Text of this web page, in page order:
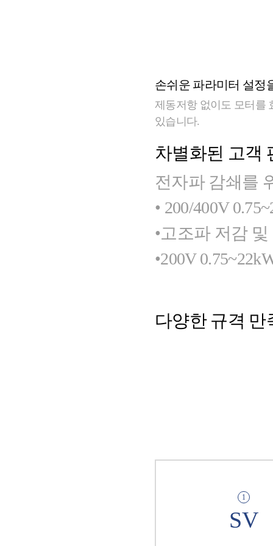
손쉬운 파라미터 설정
제동저항 없이도 모터를
있습니다.
차별화된 고객
전자파 감쇄를
• 200/400V
•고조파 저감
•200V
다양한 규격 만
1
SV